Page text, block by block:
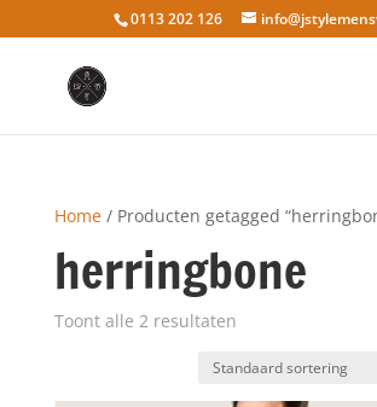
0113 202 126
Home/ Producten getagged
herringbone
Toont alle 2 resultaten